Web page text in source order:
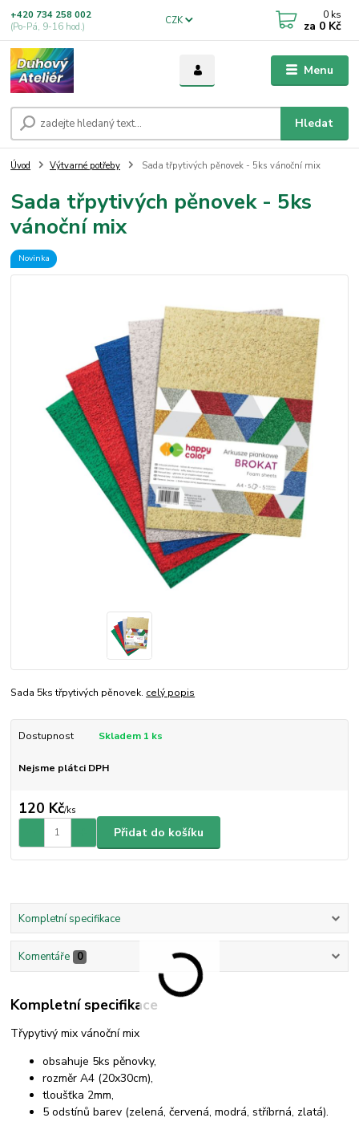
Menu
CZK
Hledat
+420 734 258 002
(Po-Pá, 9-16 hod.)
0 ks
za 0 Kč
Úvod Výtvarné potřeby Sada třpytivých pěnovek - 5ks vánoční mix
Sada třpytivých pěnovek - 5ks
vánoční mix
Novinka
Sada 5ks třpytivých pěnovek. celý popis
Dostupnost Skladem 1 ks
Nejsme plátci DPH
120 Kč/ks
Přidat do košíku
Kompletní specifikace
Komentáře 0
Kompletní specifikace
Třypytivý mix vánoční mix
obsahuje 5ks pěnovky,
rozměr A4 (20x30cm),
tloušťka 2mm,
5 odstínů barev (zelená, červená, modrá, stříbrná, zlatá).